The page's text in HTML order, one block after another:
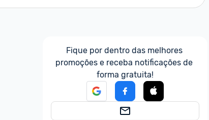
Fique por dentro das melhores
promoções e receba notificações de
forma gratuita!